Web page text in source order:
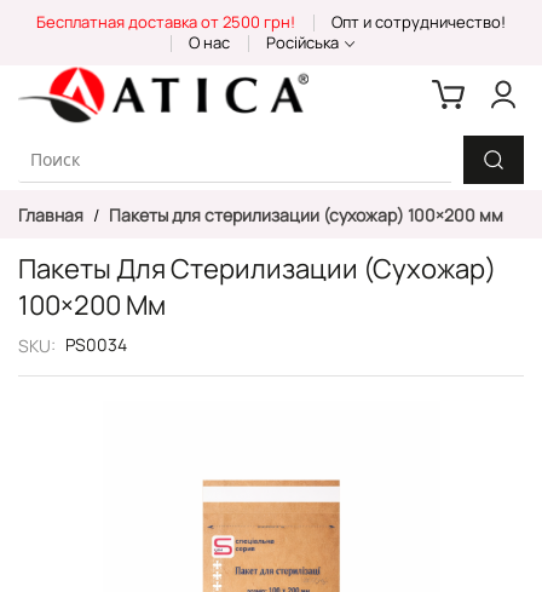
Content
Бесплатная доставка от 2500 грн!
Опт и сотрудничество!
О нас
Російська
Главная Пакеты для стерилизации (сухожар) 100×200 мм
Пакеты Для Стерилизации (сухожар)
100×200 Мм
SKU PS0034